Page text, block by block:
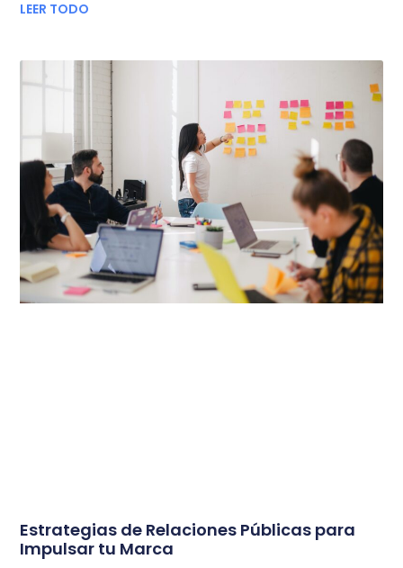
LEER TODO
Estrategias de Relaciones Públicas para
Impulsar tu Marca